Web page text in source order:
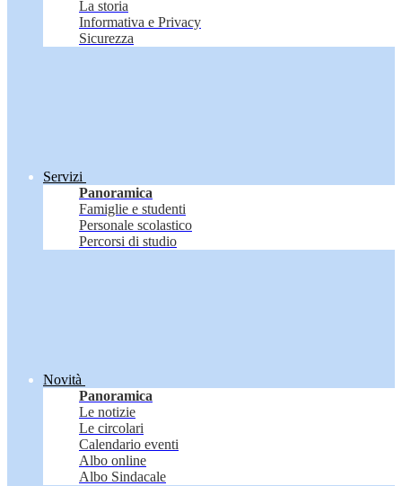
La storia
Informativa e Privacy
Sicurezza
Servizi
Panoramica
Famiglie e studenti
Personale scolastico
Percorsi di studio
Novità
Panoramica
Le notizie
Le circolari
Calendario eventi
Albo online
Albo Sindacale